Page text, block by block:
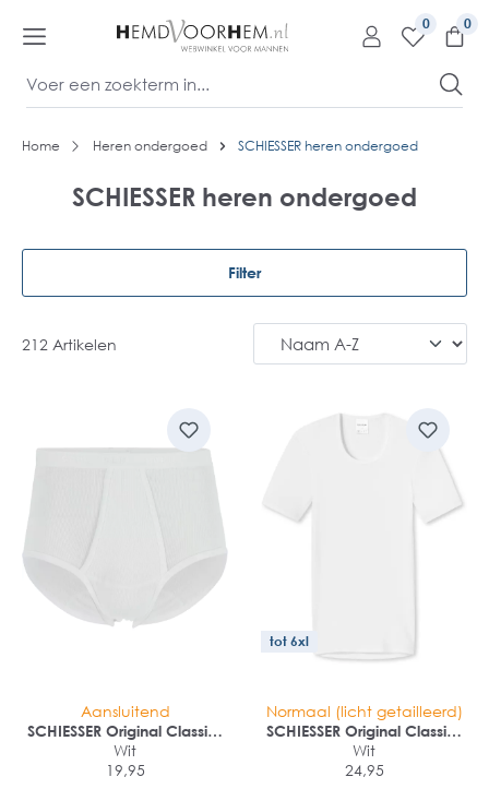
0
Home Heren ondergoed SCHIESSER heren ondergoed
SCHIESSER heren ondergoed
Filter
212 Artikelen
Aansluitend
SCHIESSER Original Classics
hoge slip (1-pack)
Wit
19,95
tot 6xl
Normaal (licht getailleerd)
SCHIESSER Original Classics
T-shirt (1-pack)
Wit
24,95